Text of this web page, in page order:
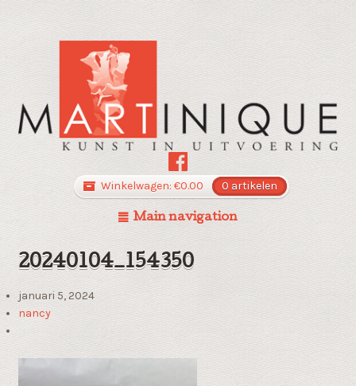
Winkelwagen: €0.00 0 artikelen
Main navigation
20240104_154350
januari 5, 2024
nancy